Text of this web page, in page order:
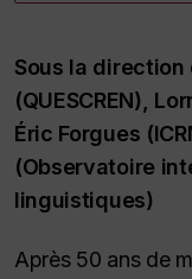
Sous la direction
(QUESCREN),
Éric Forgues
(Observatoire
linguistiques)
Après 50 ans de